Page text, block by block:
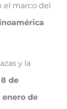
el marco del
y la
8 de
enero de